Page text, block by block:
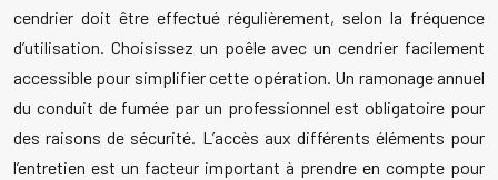
cendrier doit être effectué régulièrement, selon la fréquence
d’utilisation. Choisissez un poêle avec un cendrier facilement
accessible pour simplifier cette opération. Un ramonage annuel
du conduit de fumée par un professionnel est obligatoire pour
des raisons de sécurité. L’accès aux différents éléments pour
l’entretien est un facteur important à prendre en compte pour